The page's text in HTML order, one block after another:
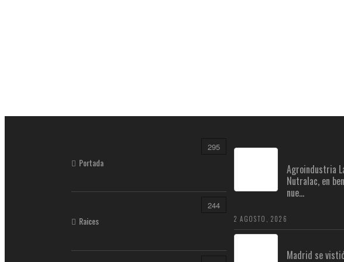
Portada
295
Raices
244
Agroindustria
Nutralac, en
nue...
2 AGOSTO, 2026
Madrid se